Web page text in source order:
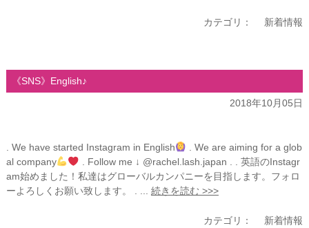
カテゴリ： 新着情報
《SNS》English♪
2018年10月05日
. We have started Instagram in English
. We are aiming for a glob
al company
. Follow me ↓ @rachel.lash.japan . . 英語のInstagr
am始めました！私達はグローバルカンパニーを目指します。フォロ
ーよろしくお願い致します。 . ... 続きを読む >>>
カテゴリ： 新着情報